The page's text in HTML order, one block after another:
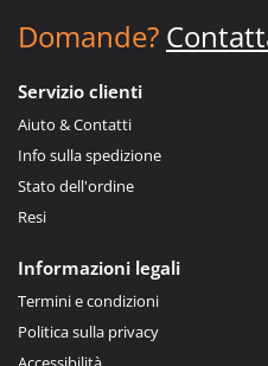
Domande?
Servizio clienti
Aiuto & Contatti
Info sulla spedizione
Stato dell'ordine
Resi
Informazioni legali
Termini e condizioni
Politica sulla privacy